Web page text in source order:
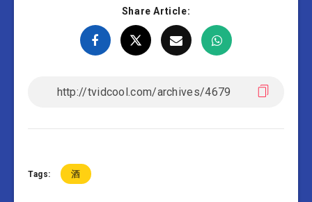
Share Article:
Tags: 酒